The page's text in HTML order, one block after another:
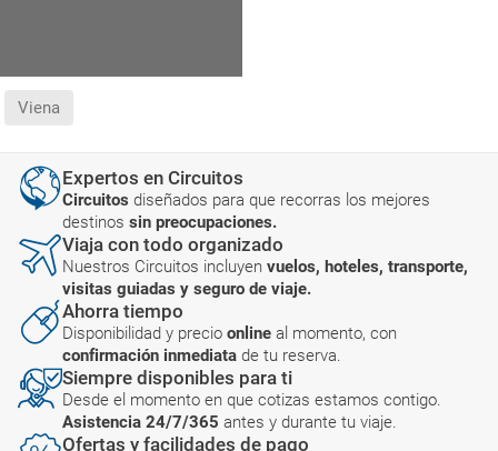
Viena
Expertos en Circuitos
Circuitos diseñados para que recorras los mejores
destinos sin preocupaciones.
Viaja con todo organizado
Nuestros Circuitos incluyen vuelos, hoteles, transporte,
visitas guiadas y seguro de viaje.
Ahorra tiempo
Disponibilidad y precio online al momento, con
confirmación inmediata de tu reserva.
Siempre disponibles para ti
Desde el momento en que cotizas estamos contigo.
Asistencia 24/7/365 antes y durante tu viaje.
Ofertas y facilidades de pago